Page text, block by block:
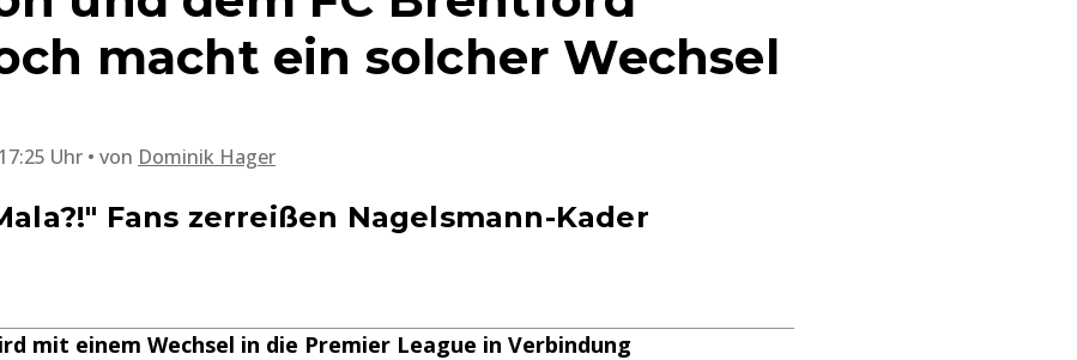
macht ein solcher Wechsel
Uhr von Dominik Hager
Fans zerreißen Nagelsmann-Kader
mit einem Wechsel in die Premier League in Verbindung